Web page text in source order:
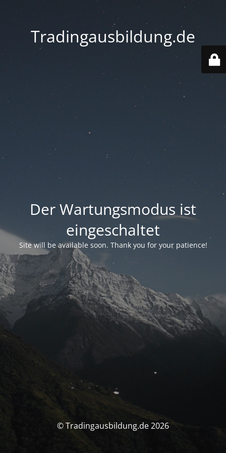
Tradingausbildung.de
Der Wartungsmodus ist
eingeschaltet
Site will be available soon. Thank you for your patience!
© Tradingausbildung.de 2026